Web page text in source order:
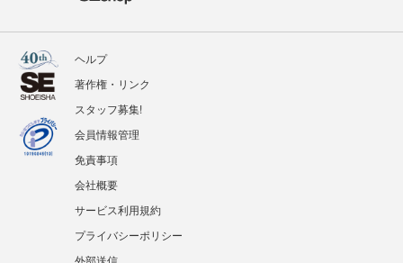
ヘルプ
著作権・リンク
スタッフ募集!
会員情報管理
免責事項
会社概要
サービス利用規約
プライバシーポリシー
外部送信